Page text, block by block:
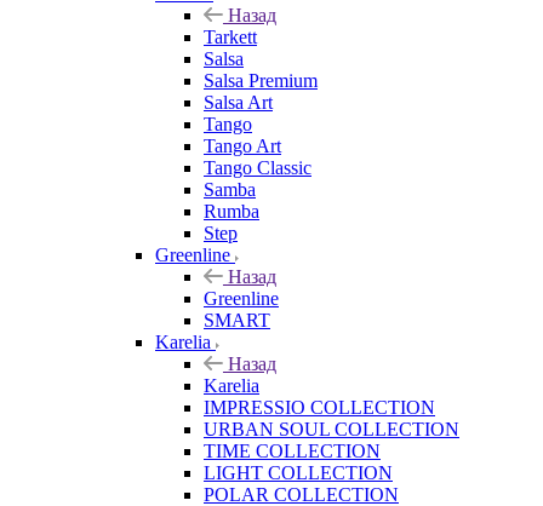
Назад
Tarkett
Salsa
Salsa Premium
Salsa Art
Tango
Tango Art
Tango Classic
Samba
Rumba
Step
Greenline
Назад
Greenline
SMART
Karelia
Назад
Karelia
IMPRESSIO COLLECTION
URBAN SOUL COLLECTION
TIME COLLECTION
LIGHT COLLECTION
POLAR COLLECTION